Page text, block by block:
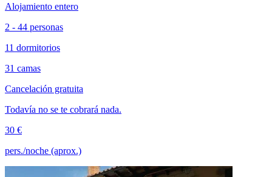
Alojamiento entero
2 - 44 personas
11 dormitorios
31 camas
Cancelación gratuita
Todavía no se te cobrará nada.
30 €
pers./noche (aprox.)